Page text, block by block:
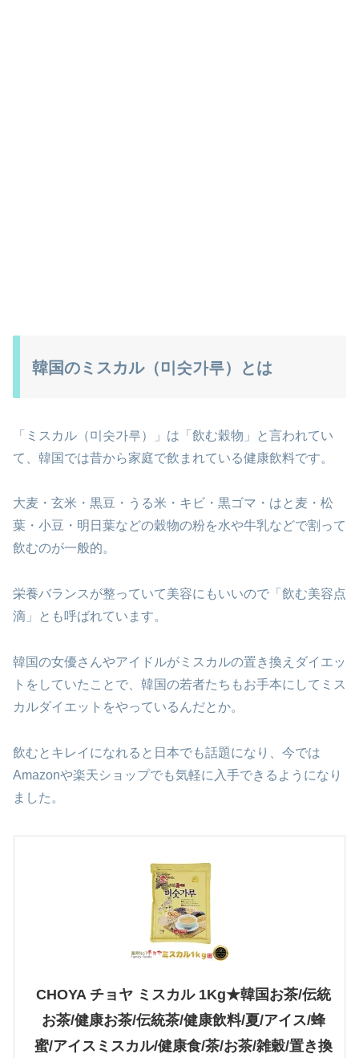
韓国のミスカル（미숫가루）とは
「ミスカル（미숫가루）」は「飲む穀物」と言われてい
て、韓国では昔から家庭で飲まれている健康飲料です。
大麦・玄米・黒豆・うる米・キビ・黒ゴマ・はと麦・松
葉・小豆・明日葉などの穀物の粉を水や牛乳などで割って
飲むのが一般的。
栄養バランスが整っていて美容にもいいので「飲む美容点
滴」とも呼ばれています。
韓国の女優さんやアイドルがミスカルの置き換えダイエッ
トをしていたことで、韓国の若者たちもお手本にしてミス
カルダイエットをやっているんだとか。
飲むとキレイになれると日本でも話題になり、今では
Amazonや楽天ショップでも気軽に入手できるようになり
ました。
CHOYA チョヤ ミスカル 1Kg★韓国お茶/伝統
お茶/健康お茶/伝統茶/健康飲料/夏/アイス/蜂
蜜/アイスミスカル/健康食/茶/お茶/雑穀/置き換